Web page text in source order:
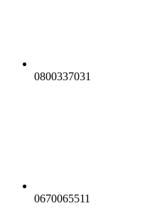
0800337031
0670065511